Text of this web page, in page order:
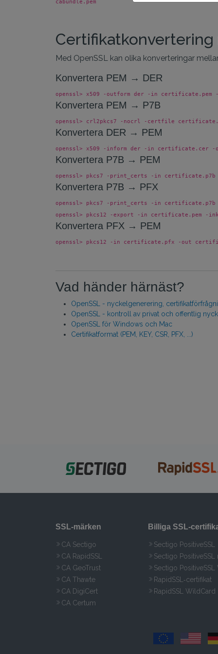
cabundle.pem
Med OpenSSL kan olika konverteringar
Konvertera PEM → DER
openssl> x509 -outform der -in
Konvertera PEM → P7B
openssl> crl2pkcs7 -nocrl -certfile
Konvertera DER → PEM
openssl> x509 -inform der -in certificate.cer -
Konvertera P7B → PEM
openssl> pkcs7 -print_certs -in
Konvertera P7B → PFX
openssl> pkcs7 -print_certs -in
openssl> pkcs12 -export -in certificate.pem -
Konvertera PFX → PEM
openssl> pkcs12 -in certificate.pfx -out
Vad händer härnäst?
OpenSSL - nyckelgenerering,
OpenSSL - kontroll av privat och offentlig
OpenSSL för Windows och Mac
Certifikatformat (PEM, KEY, CSR, PFX, ...)
SSL‑märken
CA Sectigo
CA RapidSSL
CA GeoTrust
CA Thawte
CA DigiCert
CA Certum
Billiga
Sectigo PositiveSSL
Sectigo PositiveSSL
Sectigo
RapidSSL‑certifikat
RapidSSL WildCard